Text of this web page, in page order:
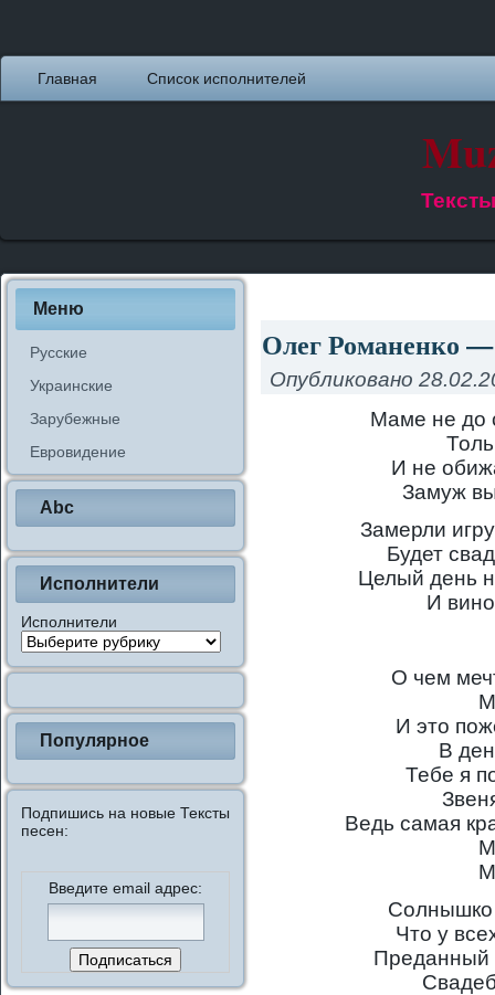
Главная Список исполнителей
Меню
Русские
Украинские
Зарубежные
Евровидение
Abc
Исполнители
Исполнители
Популярное
Подпишись на новые Тексты
песен:
Введите email адрес:
Олег Романенко —
Опубликовано
Маме не до
И не
Замуж
Замерли
Будет
Целый день
И
О чем
И это
В
Тебе я
Ведь самая
Солнышко
Что у
Преданный